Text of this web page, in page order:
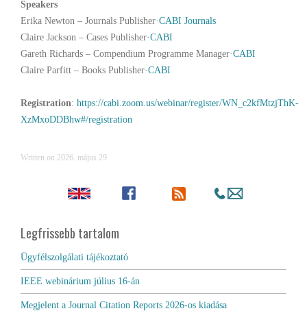
Speakers
Erika Newton – Journals Publisher·CABI Journals
Claire Jackson – Cases Publisher·CABI
Gareth Richards – Compendium Programme Manager·CABI
Claire Parfitt – Books Publisher·CABI
Registration: https://cabi.zoom.us/webinar/register/WN_c2kfMtzjThK-
XzMxoDDBhw#/registration
Written on 2026. május 29.
Legfrissebb tartalom
Ügyfélszolgálati tájékoztató
IEEE webinárium július 16-án
Megjelent a Journal Citation Reports 2026-os kiadása